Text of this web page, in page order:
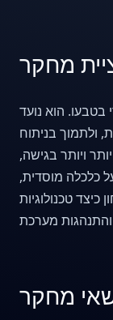
מחקר
בטבעו. הוא נועד
ולתמוך בניתוח
ויותר בגישה,
כלכלה מוסדית,
כיצד טכנולוגיות
מחקר